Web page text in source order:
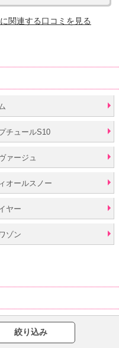
関連する口コミを見る
チュールS10
ァージュ
オールスノー
ヤー
ゾン
絞り込み